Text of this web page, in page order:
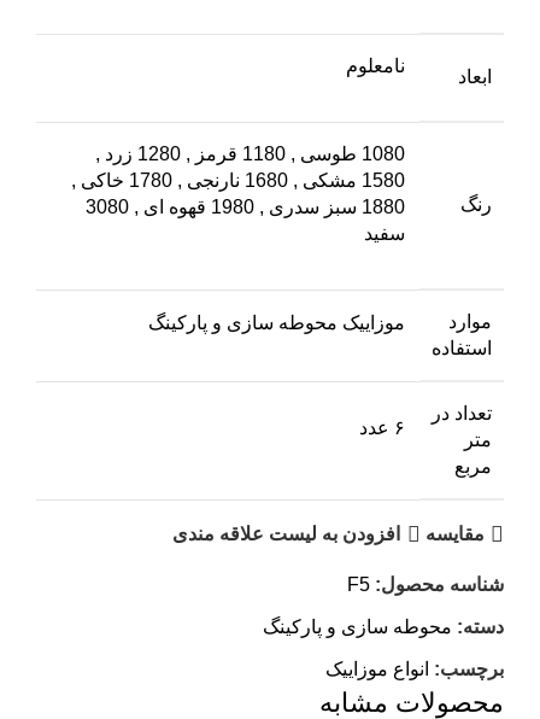
ابعاد
نامعلوم
رنگ
1080 طوسی , 1180 قرمز , 1280 زرد
,
1580 مشکی
, 1680 نارنجی , 1780 خاکی
,
1880 سبز سدری
, 1980 قهوه ای ,
3080
سفید
موارد
استفاده
موزاییک محوطه سازی و پارکینگ
تعداد در
متر
مربع
۶ عدد
مقایسه افزودن به لیست علاقه مندی
شناسه محصول: F5
دسته: محوطه سازی و پارکینگ
برچسب: انواع موزاییک
محصولات مشابه